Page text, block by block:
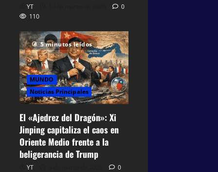
YT
0
110
5 minutos leídos
MUNDO
Noticias Principales
El «Ajedrez del Dragón»: Xi
Jinping capitaliza el caos en
Oriente Medio frente a la
beligerancia de Trump
YT
0